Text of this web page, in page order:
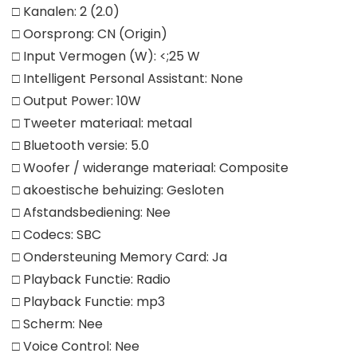
□ Kanalen: 2 (2.0)
□ Oorsprong: CN (Origin)
□ Input Vermogen (W): <;25 W
□ Intelligent Personal Assistant: None
□ Output Power: 10W
□ Tweeter materiaal: metaal
□ Bluetooth versie: 5.0
□ Woofer / widerange materiaal: Composite
□ akoestische behuizing: Gesloten
□ Afstandsbediening: Nee
□ Codecs: SBC
□ Ondersteuning Memory Card: Ja
□ Playback Functie: Radio
□ Playback Functie: mp3
□ Scherm: Nee
□ Voice Control: Nee